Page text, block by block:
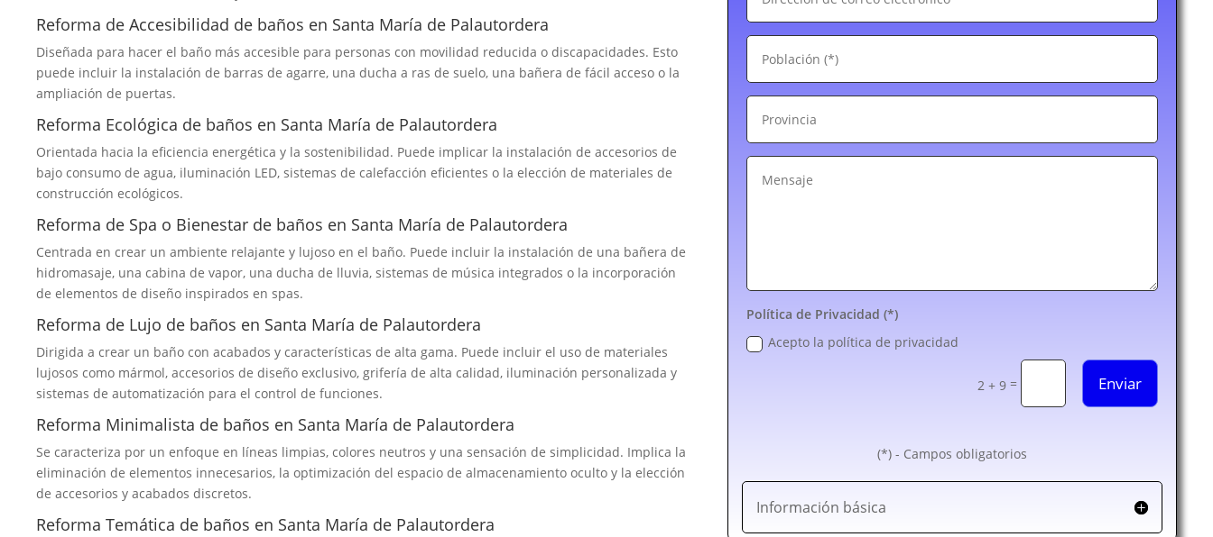
Reforma de Accesibilidad de baños en Santa María de Palautordera
Diseñada para hacer el baño más accesible para personas con movilidad reducida o discapacidades. Esto
puede incluir la instalación de barras de agarre, una ducha a ras de suelo, una bañera de fácil acceso o la
ampliación de puertas.
Reforma Ecológica de baños en Santa María de Palautordera
Orientada hacia la eficiencia energética y la sostenibilidad. Puede implicar la instalación de accesorios de
bajo consumo de agua, iluminación LED, sistemas de calefacción eficientes o la elección de materiales de
construcción ecológicos.
Reforma de Spa o Bienestar de baños en Santa María de Palautordera
Centrada en crear un ambiente relajante y lujoso en el baño. Puede incluir la instalación de una bañera de
hidromasaje, una cabina de vapor, una ducha de lluvia, sistemas de música integrados o la incorporación
de elementos de diseño inspirados en spas.
Reforma de Lujo de baños en Santa María de Palautordera
Dirigida a crear un baño con acabados y características de alta gama. Puede incluir el uso de materiales
lujosos como mármol, accesorios de diseño exclusivo, grifería de alta calidad, iluminación personalizada y
sistemas de automatización para el control de funciones.
Reforma Minimalista de baños en Santa María de Palautordera
Se caracteriza por un enfoque en líneas limpias, colores neutros y una sensación de simplicidad. Implica la
eliminación de elementos innecesarios, la optimización del espacio de almacenamiento oculto y la elección
de accesorios y acabados discretos.
Reforma Temática de baños en Santa María de Palautordera
Política de Privacidad (*)
Acepto la política de privacidad
2 + 9= Enviar
(*) - Campos obligatorios
Información básica